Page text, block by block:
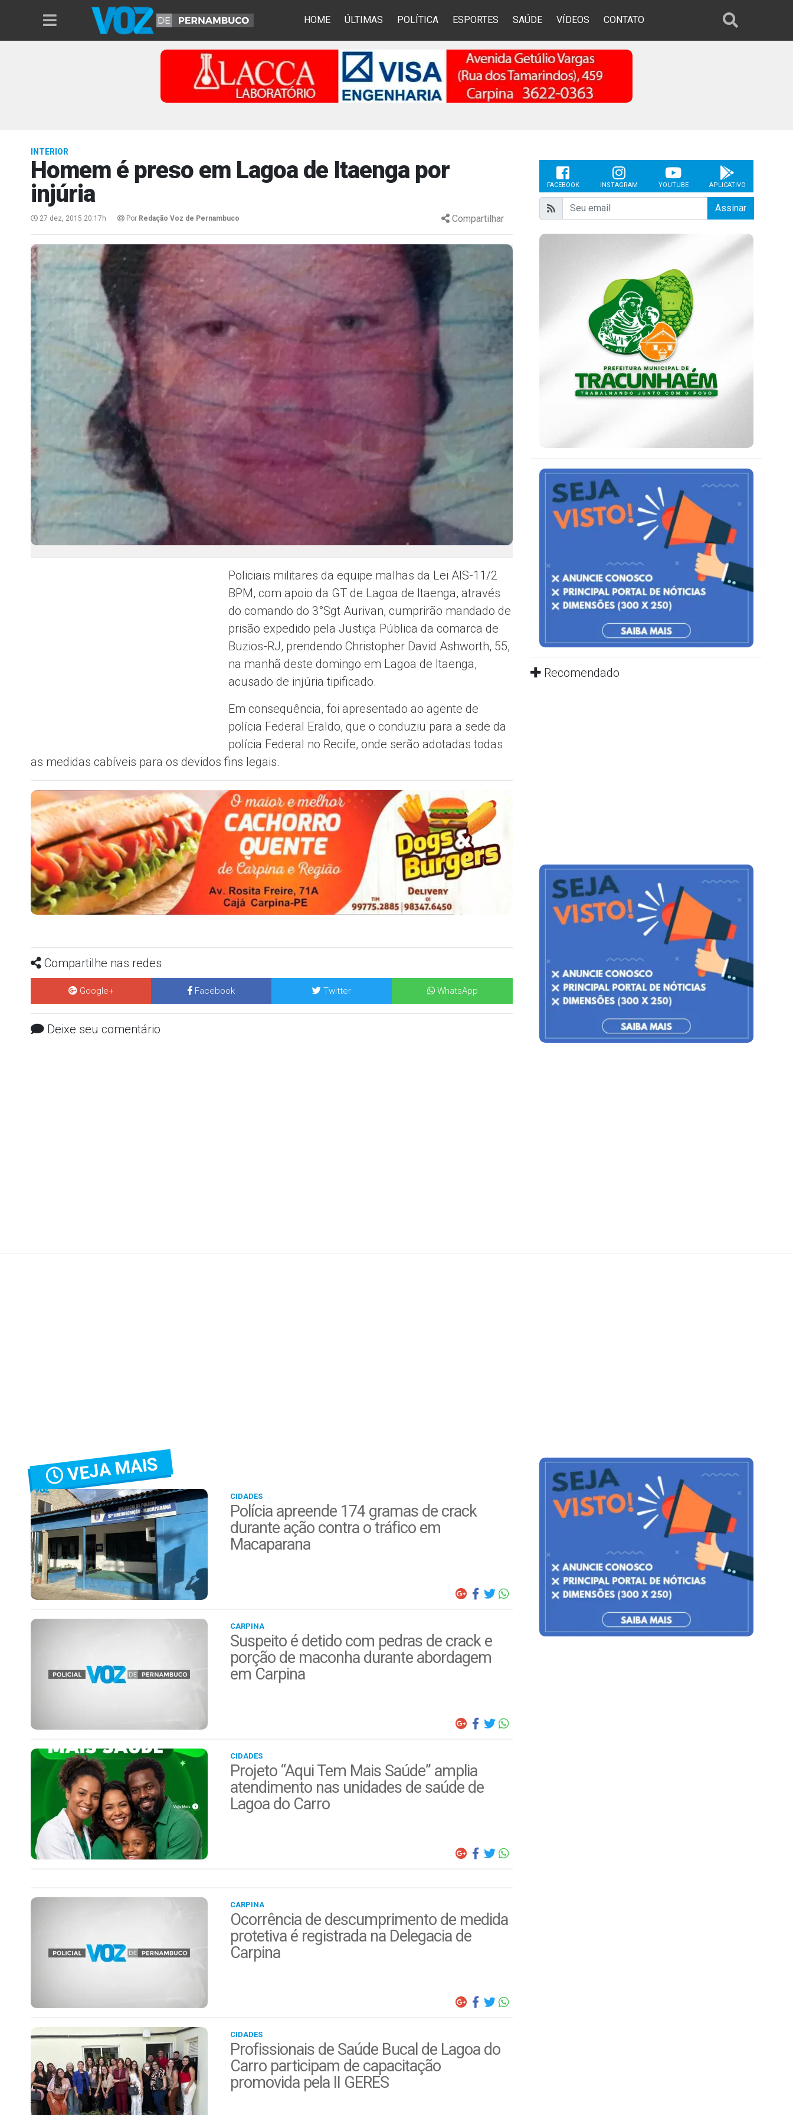
HOME ÚLTIMAS POLÍTICA ESPORTES SAÚDE VÍDEOS CONTATO
INTERIOR
Homem é preso em Lagoa de Itaenga por
injúria
27 dez, 2015 20:17h Por Redação Voz de Pernambuco Compartilhar
Policiais militares da equipe malhas da Lei AIS-11/2
BPM, com apoio da GT de Lagoa de Itaenga, através
do comando do 3°Sgt Aurivan, cumprirão mandado de
prisão expedido pela Justiça Pública da comarca de
Buzios-RJ, prendendo Christopher David Ashworth, 55,
na manhã deste domingo em Lagoa de Itaenga,
acusado de injúria tipificado.
Em consequência, foi apresentado ao agente de
polícia Federal Eraldo, que o conduziu para a sede da
polícia Federal no Recife, onde serão adotadas todas
as medidas cabíveis para os devidos fins legais.
Compartilhe nas redes
Google+ Facebook Twitter WhatsApp
Deixe seu comentário
FACEBOOK INSTAGRAM YOUTUBE APLICATIVO
Assinar
Recomendado
VEJA MAIS
CIDADES
Polícia apreende 174 gramas de crack
durante ação contra o tráfico em
Macaparana
CARPINA
Suspeito é detido com pedras de crack e
porção de maconha durante abordagem
em Carpina
CIDADES
Projeto “Aqui Tem Mais Saúde” amplia
atendimento nas unidades de saúde de
Lagoa do Carro
CARPINA
Ocorrência de descumprimento de medida
protetiva é registrada na Delegacia de
Carpina
CIDADES
Profissionais de Saúde Bucal de Lagoa do
Carro participam de capacitação
promovida pela II GERES